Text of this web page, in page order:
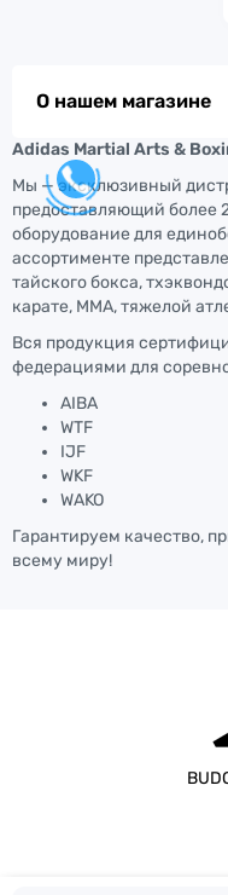
О нашем магазине
Adidas Martial Arts &
Мы — эксклюзивный
предоставляющий более
оборудование для
ассортименте
тайского бокса,
карате, ММА, тяжелой
Вся продукция
федерациями для
AIBA
WTF
IJF
WKF
WAKO
Гарантируем качество,
всему миру!